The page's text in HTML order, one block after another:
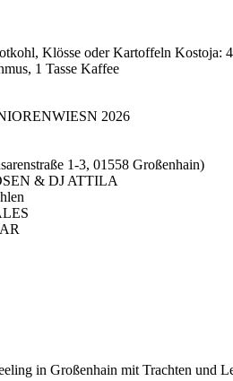
Klösse oder Kartoffeln
1 Tasse Kaffee
Kostoja:
2026
1-3, 01558 Großenhain)
& DJ ATTILA
in Großenhain mit Trachten und